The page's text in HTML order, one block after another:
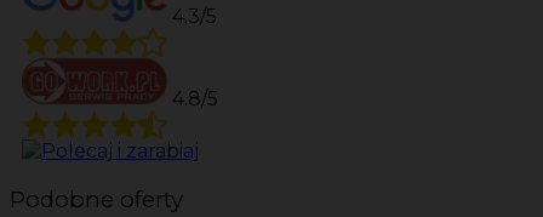
4.3/5
4.8/5
Podobne oferty